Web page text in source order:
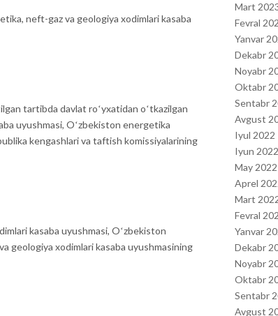
neft-gaz va geologiya xodimlari kasaba
tartibda davlat roʻyxatidan oʻtkazilgan
uyushmasi, Oʻzbekiston energetika
kengashlari va taftish komissiyalarining
kasaba uyushmasi, Oʻzbekiston
geologiya xodimlari kasaba uyushmasining
Mart
Fevral
Yanvar
Dekabr
Noyabr
Oktabr
Sentabr
Avgust
Iyul 2022
Iyun 2022
May 2022
Aprel
Mart
Fevral
Yanvar
Dekabr
Noyabr
Oktabr
Sentabr
Avgust